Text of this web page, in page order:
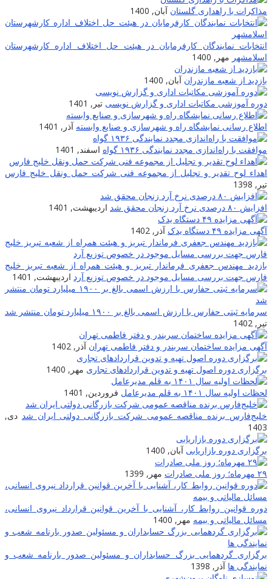
مذاکرات با راهداری گلستان آبان, 1400
انتخابات نمایندگان کارفرمایان در هیئت حل اختلاف اداره کارشهرستان
اسلامشهر مهر, 1400
بازدید از شعبه مازندران آبان, 1400
دوره آموزشی مکاتبات اداری و گزارش نویسی تیر, 1401
اطلاع رسانی نمایشگاه راه و شهرسازی و صنایع وابسته آذر, 1401
موافقت با راه‌اندازی مجدد نمایندگی ۱۹۳۶ گواه
اسفند, 1401
اهداء لوح تقدیر و تجلیل از مجموعه فنی شرکت حمل ونقل خلیج فارس
تیر, 1398
افزایش ۸۰ درصدی نرخ آرد زنجان محقق شد
اردیبهشت, 1401
آگهی مزایده ۴۹ دستگاه یدک
آذر, 1402
بازدید مهندس جعفری فرماندار تبریز و هیئت همراه از شعبه تبریز خلیج
فارس جهت بررسی مسایل موجود در خصوص توزیع آرد اردیبهشت, 1401
سرمایه ثبتی حفارس با ارزش اسمی بالغ بر ۱۹۰۰ میلیارد تومان منتشر شد
تیر, 1402
آگهی مزایده ساختمان سربندر و دفتر فاطمی تهران آذر, 1402
برگزاری دوره اصول تهیه و تدوین قراردادهای تجاری مهر, 1400
لحظات اولیه سال ۱۴۰۱ به قلم مدیرعامل
فروردین, 1401
خلیج‌فارس برنده مناقصه عمومی شرکت بازرگانی دولتی ایران شد دی,
1403
برگزاری دوره بازاریابی آبان, 1400
۲۹ مهرماه؛ روز ملی صادرات
مهر, 1399
دوره قوانین روابط کار، آشنایی با آخرین قوانین قرارداد نیروی انسانی،
مسائل مالیاتی و بیمه مهر, 1400
برگزاری گردهمایی بزرگ حسابداران و مسئولین صدور بارنامه شعب و
نمایندگی ها آذر, 1398